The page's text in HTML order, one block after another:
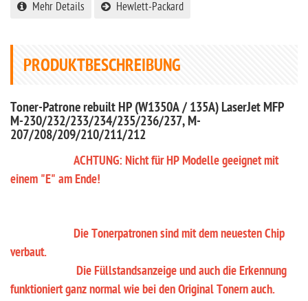
Mehr Details Hewlett-Packard
PRODUKTBESCHREIBUNG
Toner-Patrone rebuilt HP (W1350A / 135A) LaserJet MFP
M-230/232/233/234/235/236/237, M-
207/208/209/210/211/212
ACHTUNG: Nicht für HP Modelle geeignet mit
einem "E" am Ende!
Die Tonerpatronen sind mit dem neuesten Chip
verbaut.
Die Füllstandsanzeige und auch die Erkennung
funktioniert ganz normal wie bei den Original Tonern auch.